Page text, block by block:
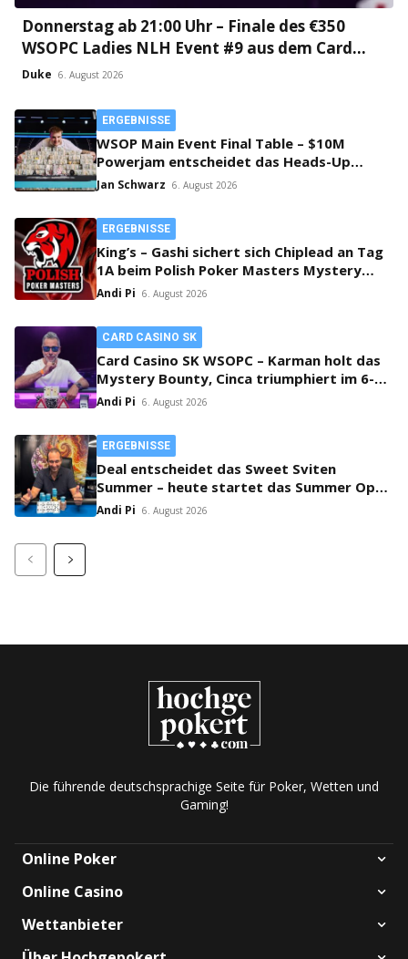
Donnerstag ab 21:00 Uhr – Finale des €350
WSOPC Ladies NLH Event #9 aus dem Card
Casino SK!
Duke 6. August 2026
ERGEBNISSE
WSOP Main Event Final Table – $10M
Powerjam entscheidet das Heads-Up
zwischen Jumalon und Saaskilahti!
Jan Schwarz 6. August 2026
ERGEBNISSE
King’s – Gashi sichert sich Chiplead an Tag
1A beim Polish Poker Masters Mystery
Bounty!
Andi Pi 6. August 2026
CARD CASINO SK
Card Casino SK WSOPC – Karman holt das
Mystery Bounty, Cinca triumphiert im 6-
Max!
Andi Pi 6. August 2026
ERGEBNISSE
Deal entscheidet das Sweet Sviten
Summer – heute startet das Summer Open
Bounty!
Andi Pi 6. August 2026
Die führende deutschsprachige Seite für Poker, Wetten und
Gaming!
Online Poker
Online Casino
Wettanbieter